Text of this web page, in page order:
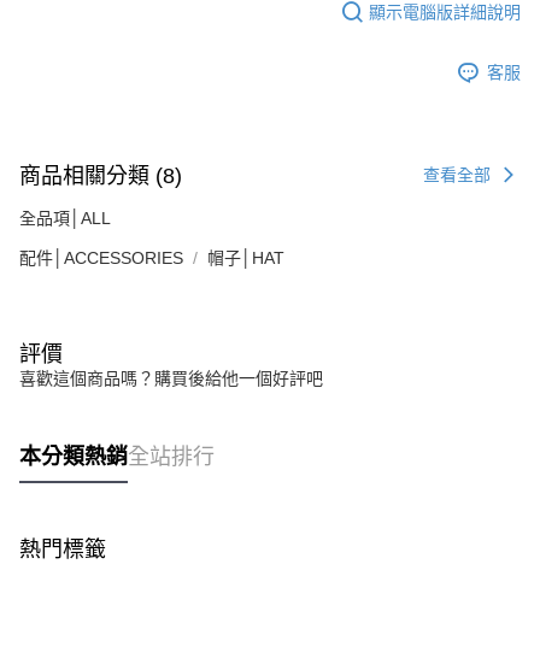
顯示電腦版詳細說明
客服
商品相關分類 (8) 查看全部
全品項│ALL
配件│ACCESSORIES 帽子│HAT
評價
喜歡這個商品嗎？購買後給他一個好評吧
本分類熱銷全站排行
熱門標籤